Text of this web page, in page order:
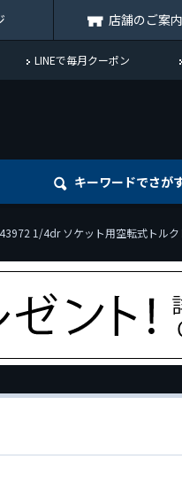
店舗のご案内
LINEで毎月クーポン
キーワードでさが
1/4dr ソケット用空転式トル